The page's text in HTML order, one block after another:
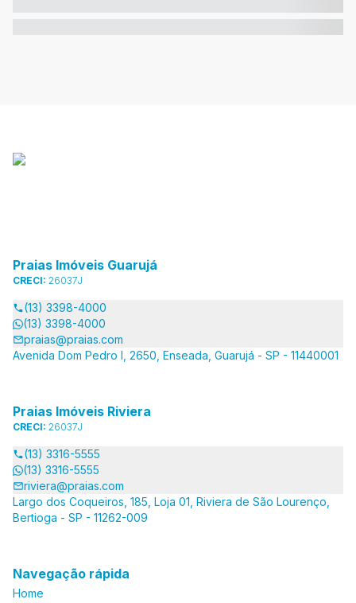
Praias Imóveis Guarujá
CRECI: 26037J
(13) 3398-4000
(13) 3398-4000
praias@praias.com
Avenida Dom Pedro I, 2650, Enseada, Guarujá - SP - 11440001
Praias Imóveis Riviera
CRECI: 26037J
(13) 3316-5555
(13) 3316-5555
riviera@praias.com
Largo dos Coqueiros, 185, Loja 01, Riviera de São Lourenço,
Bertioga - SP - 11262-009
Navegação rápida
Home